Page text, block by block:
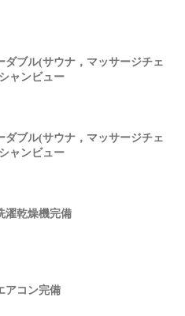
ダブル(サウナ，マッサージチェ
ャンビュー
ダブル(サウナ，マッサージチェ
ャンビュー
濯乾燥機完備
アコン完備